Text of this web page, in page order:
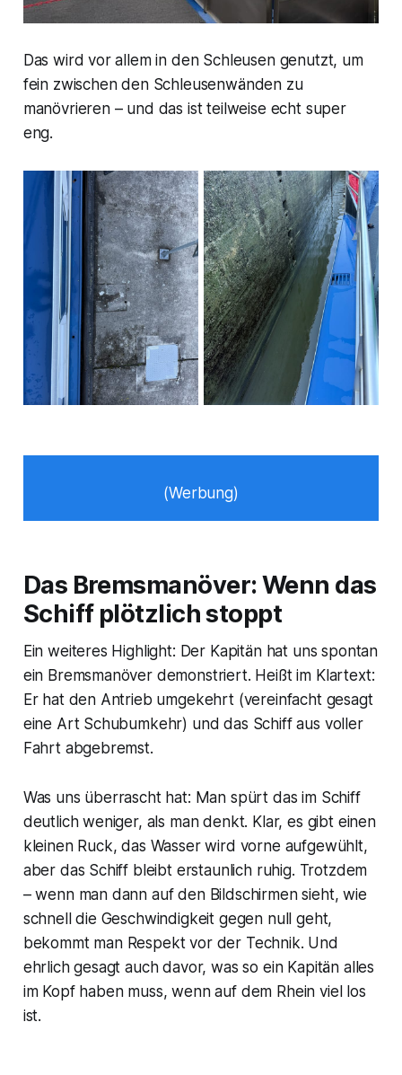
Das wird vor allem in den Schleusen genutzt, um
fein zwischen den Schleusenwänden zu
manövrieren – und das ist teilweise echt super
eng.
(Werbung)
Das Bremsmanöver: Wenn das
Schiff plötzlich stoppt
Ein weiteres Highlight: Der Kapitän hat uns spontan
ein Bremsmanöver demonstriert. Heißt im Klartext:
Er hat den Antrieb umgekehrt (vereinfacht gesagt
eine Art Schubumkehr) und das Schiff aus voller
Fahrt abgebremst.
Was uns überrascht hat: Man spürt das im Schiff
deutlich weniger, als man denkt. Klar, es gibt einen
kleinen Ruck, das Wasser wird vorne aufgewühlt,
aber das Schiff bleibt erstaunlich ruhig. Trotzdem
– wenn man dann auf den Bildschirmen sieht, wie
schnell die Geschwindigkeit gegen null geht,
bekommt man Respekt vor der Technik. Und
ehrlich gesagt auch davor, was so ein Kapitän alles
im Kopf haben muss, wenn auf dem Rhein viel los
ist.